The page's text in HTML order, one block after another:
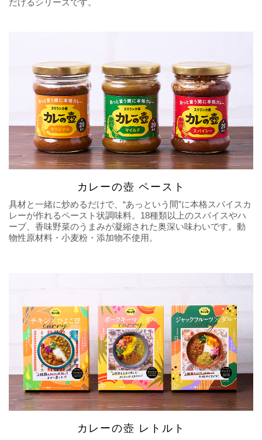
カレーの壺 ペースト
具材と一緒に炒めるだけで、“あっという間”に本格スパイスカ
レーが作れるペースト状調味料。18種類以上のスパイスやハ
ーブ、香味野菜のうまみが凝縮された奥深い味わいです。動
物性原材料・小麦粉・添加物不使用。
カレーの壺 レトルト